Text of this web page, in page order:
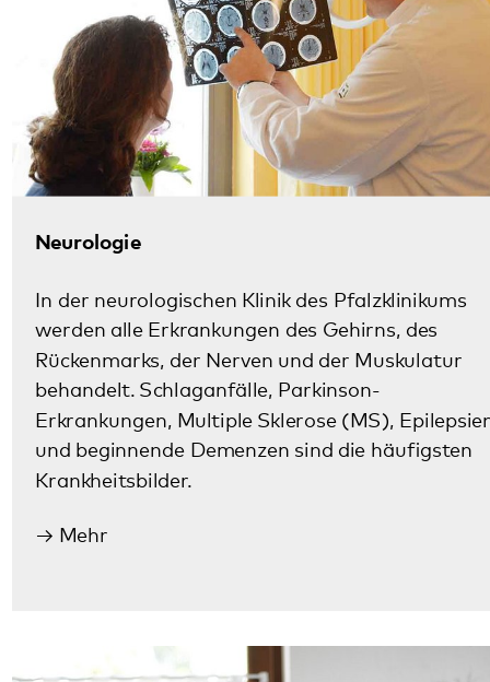
Krankheitsbilder.
Mehr
Maßregelvollzugseinrichtung mit derzeit 185